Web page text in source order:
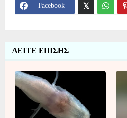
Facebook
ΔΕΙΤΕ ΕΠΙΣΗΣ